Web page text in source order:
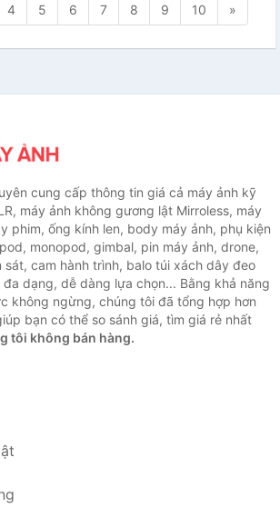
4 5 6 7 8 9 10 »
cung cấp thông tin giá cả máy ảnh kỹ
máy ảnh không gương lật Mirroless, máy
phim, ống kính len, body máy ảnh, phụ kiện
monopod, gimbal, pin máy ảnh, drone,
sát, cam hành trình, balo túi xách dây đeo
dạng, dễ dàng lựa chọn... Bằng khả năng
không ngừng, chúng tôi đã tổng hợp hơn
bạn có thể so sánh giá, tìm giá rẻ nhất
tôi không bán hàng.